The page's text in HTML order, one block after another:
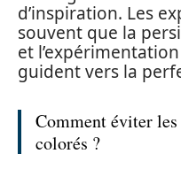
d’inspiration. Les
souvent que la
et
guident vers la
Comment éviter
colorés ?